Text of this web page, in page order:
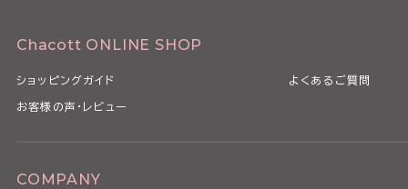
Chacott ONLINE SHOP
ショッピングガイド よくあるご質問
お客様の声・レビュー
COMPANY